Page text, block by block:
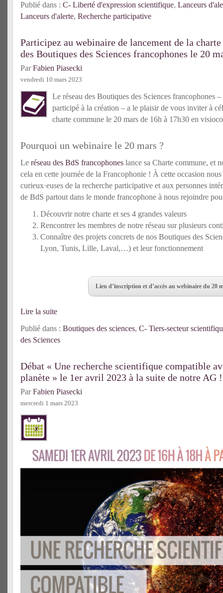
Publié dans : C- Liberté d'expression scientifique, Lanceurs
Lanceurs d'alerte, Recherche participative
Participez au webinaire de lancement de la
des Boutiques des Sciences francophones le 20
ParFabien Piasecki
vendredi 10 mars 2023
Le réseau des Boutiques des Sciences francophones
participé à la création – a le plaisir de vous inviter à
charte commune le 20 mars de 16h à 17h30 en
Pourquoi un webinaire le 20 mars ?
Le réseau des BdS francophones lance sa Charte commune, et
cela en cette journée de la Francophonie ! À cette occasion
curieux·euses de la recherche participative et aux personnes
de BdS partout dans le monde francophone à nous rejoindre
Découvrir notre charte et ses 4 grandes valeurs
Rencontrer les membres de notre réseau sur plusieurs
Connaître des projets concrets de nos Boutiques des
Lyon, Tunis, Lille, Laval,…) et leur fonctionnement
Lien d’inscription et d’accès au webinaire du 20
Lire la suite
Publié dans : Boutiques des sciences, C- Tiers-secteur
des Sciences
Débat « Une recherche scientifique compatible
planète » le 1er avril 2023 à la suite de notre AG !
ParFabien Piasecki
mercredi 1 mars 2023